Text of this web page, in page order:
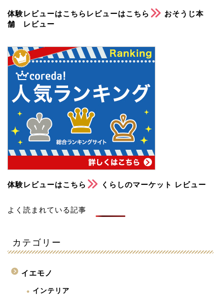
体験レビューはこちらレビューはこちら
おそうじ本
舗 レビュー
体験レビューはこちら くらしのマーケット レビュー
よく読まれている記事
カテゴリー
イエモノ
インテリア